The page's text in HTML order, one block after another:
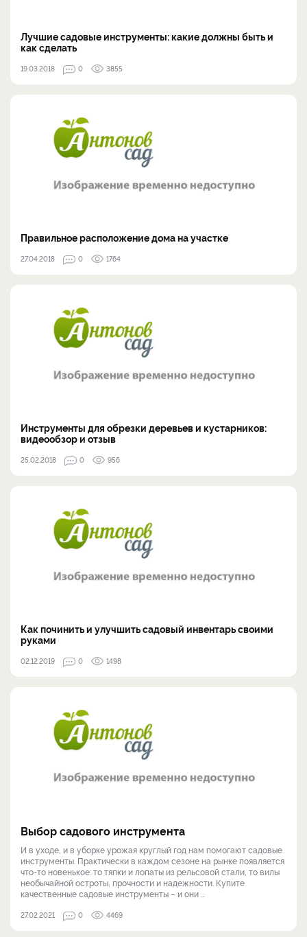
Лучшие садовые инструменты: какие должны быть и
как сделать
19.03.2018 0 3855
Правильное расположение дома на участке
27.04.2018 0 1764
Инструменты для обрезки деревьев и кустарников:
видеообзор и отзыв
25.02.2018 0 956
Как починить и улучшить садовый инвентарь своими
руками
02.12.2019 0 1498
Выбор садового инструмента
И в уходе, и в уборке урожая круглый год нам помогают садовые
инструменты. Практически в каждом сезоне на рынке появляется
что-то новенькое: то тяпки и лопаты из рельсовой стали, то вилы
необычайной остроты, прочности и надежности. Купите
качественные садовые инструменты – и они ...
27.02.2021 0 4469